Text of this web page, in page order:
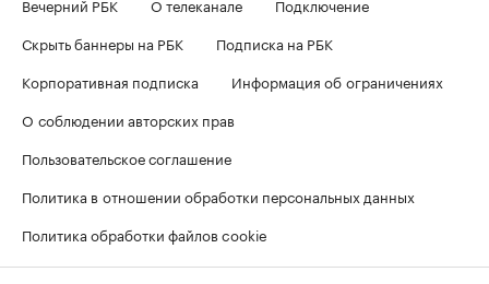
Скрыть баннеры на РБК
Подписка на РБК
Корпоративная подписка
Информация об ограничениях
О соблюдении авторских прав
Пользовательское соглашение
Политика в отношении обработки персональных данных
Политика обработки файлов cookie